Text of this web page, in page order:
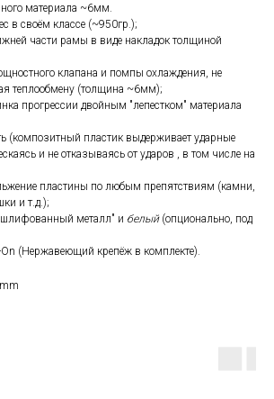
материала ~6мм.
в своём классе (~950гр.);
части рамы в виде накладок толщиной
клапана и помпы охлаждения, не
теплообмену (толщина ~6мм);
прогрессии двойным "лепестком" материала
(композитный пластик выдерживает ударные
и не отказываясь от ударов , в том числе на
пластины по любым препятствиям (камни,
и т.д.);
металл" и белый(опционально, под
(Нержавеющий крепёж в комплекте).